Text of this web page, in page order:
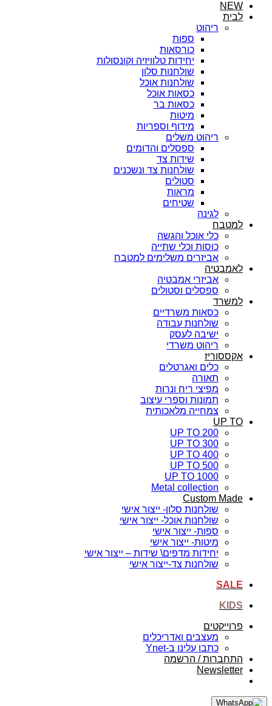
NEW
לבית
ריהוט
ספות
כורסאות
יחידות טלוויזיה וקונסולות
שולחנות סלון
שולחנות אוכל
כסאות אוכל
כסאות בר
מיטות
מידוף וספריות
ריהוט משלים
ספסלים והדומים
שידות צד
שולחנות צד ונשכנים
סטולים
מראות
שטיחים
לגינה
למטבח
כלי אוכל והגשה
כוסות וכלי שתייה
אביזרים משלימים למטבח
לאמבטיה
אביזרי אמבטיה
ספסלים וסטולים
למשרד
כסאות משרדיים
שולחנות עבודה
ישיבה לעסק
ריהוט משרדי
אקססוריז
כלים ואגרטלים
תאורה
מפיצי ריח ונרות
תמונות וספרי עיצוב
צמחייה מלאכותית
UP TO
UP TO 200
UP TO 300
UP TO 400
UP TO 500
UP TO 1000
Metal collection
Custom Made
שולחנות סלון- ייצור אישי
שולחנות אוכל- ייצור אישי
ספות- ייצור אישי
מיטות- ייצור אישי
יחידות מדפים\ שידות – ייצור אישי
שולחנות צד-ייצור אישי
SALE
KIDS
פרוייקטים
מעצבים ואדריכלים
כתבו עלינו ב-Ynet
התחברות / הרשמה
Newsletter